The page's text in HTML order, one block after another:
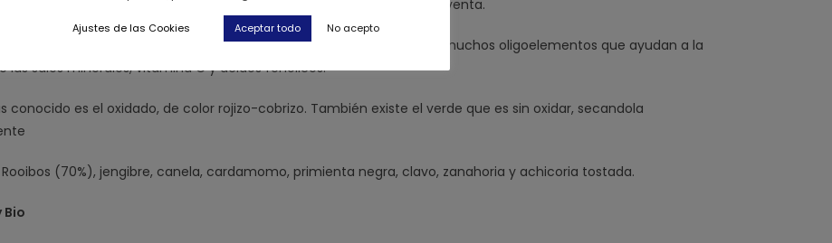
y en España lo encontramos por primera vez al finales de los noventa.
vigoroso y refrescante a la vez que malteado y afrutado. Contiene muchos oligoelementos que ayudan a la
las sales minerales, vitamina C y ácidos fenólicos.
conocido es el oxidado, de color rojizo-cobrizo. También existe el verde que es sin oxidar, secandola
(70%), jengibre, canela, cardamomo, primienta negra, clavo, zanahoria y achicoria tostada.
Bio
Ajustes de las Cookies Aceptar todo No acepto